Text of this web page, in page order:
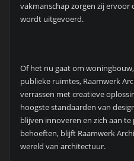
vakmanschap zorgen zij
wordt uitgevoerd.
Of het nu gaat om
publieke ruimtes, Raamwerk
verrassen met creatieve
hoogste standaarden van
blijven innoveren en zich aan
behoeften, blijft Raamwerk
wereld van architectuur.